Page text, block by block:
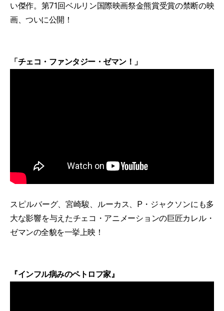
い傑作。第71回ベルリン国際映画祭金熊賞受賞の禁断の映
画、ついに公開！
「チェコ・ファンタジー・ゼマン！」
スピルバーグ、宮崎駿、ルーカス、P・ジャクソンにも多
大な影響を与えたチェコ・アニメーションの巨匠カレル・
ゼマンの全貌を一挙上映！
『インフル病みのペトロフ家』